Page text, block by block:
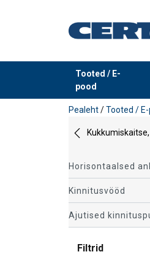
Tooted / E-
pood
Toode on lisatud
Pealeht/Tooted / E-
Horisontaalsed
Kinnitusvööd
Ajutised
Filtrid